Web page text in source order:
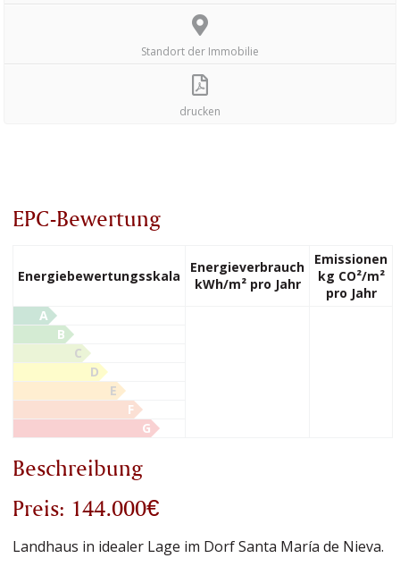
Standort der Immobilie
drucken
EPC-Bewertung
Energiebewertungsskala
Energieverbrauch
kWh/m² pro Jahr
Emissionen
kg CO²/m²
pro Jahr
A
B
C
D
E
F
G
Beschreibung
Preis: 144.000€
Landhaus in idealer Lage im Dorf Santa María de Nieva.